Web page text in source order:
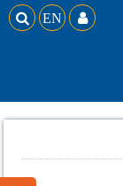
 EN 